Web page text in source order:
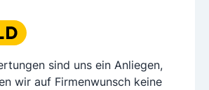
sind uns ein Anliegen,
wir auf Firmenwunsch keine